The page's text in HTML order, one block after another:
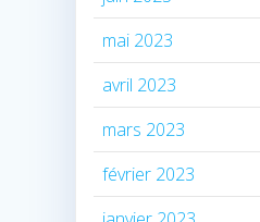
mai 2023
avril 2023
mars 2023
février 2023